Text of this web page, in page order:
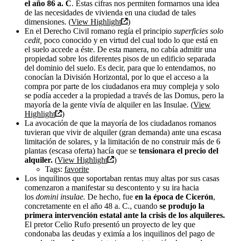
el año 86 a. C. Estas cifras nos permiten formarnos una idea
de las necesidades de vivienda en una ciudad de tales
dimensiones. (View Highlight
)
En el Derecho Civil romano regía el principio superficies solo
cedit, poco conocido y en virtud del cual todo lo que está en
el suelo accede a éste. De esta manera, no cabía admitir una
propiedad sobre los diferentes pisos de un edificio separada
del dominio del suelo. Es decir, para que lo entendamos, no
conocían la División Horizontal, por lo que el acceso a la
compra por parte de los ciudadanos era muy compleja y solo
se podía acceder a la propiedad a través de las Domus, pero la
mayoría de la gente vivía de alquiler en las Insulae. (View
Highlight
)
La avocación de que la mayoría de los ciudadanos romanos
tuvieran que vivir de alquiler (gran demanda) ante una escasa
limitación de solares, y la limitación de no construir más de 6
plantas (escasa oferta) hacía que se tensionara el precio del
alquiler. (View Highlight
)
Tags: favorite
Los inquilinos que soportaban rentas muy altas por sus casas
comenzaron a manifestar su descontento y su ira hacia
los domini insulae. De hecho, fue en la época de Cicerón,
concretamente en el año 48 a. C., cuando se produjo la
primera intervención estatal ante la crisis de los alquileres.
El pretor Celio Rufo presentó un proyecto de ley que
condonaba las deudas y eximía a los inquilinos del pago de